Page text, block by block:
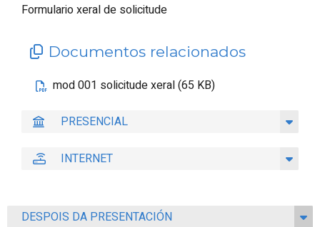
Formulario xeral de solicitude
Documentos relacionados
mod 001 solicitude xeral (65 KB)
PRESENCIAL
INTERNET
DESPOIS DA PRESENTACIÓN